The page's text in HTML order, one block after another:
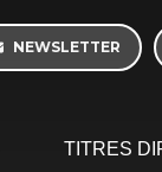
NEWSLETTER
TITRES